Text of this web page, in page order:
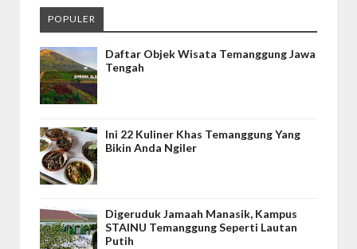
POPULER
Daftar Objek Wisata Temanggung Jawa
Tengah
Ini 22 Kuliner Khas Temanggung Yang
Bikin Anda Ngiler
Digeruduk Jamaah Manasik, Kampus
STAINU Temanggung Seperti Lautan
Putih